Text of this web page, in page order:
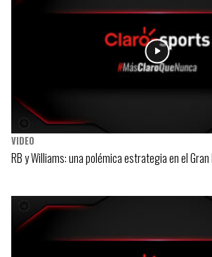
VIDEO
RB y Williams: una polémica estrategia en el